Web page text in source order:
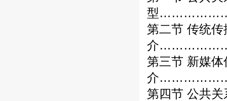
型
第二节 传统传
介
第三节 新媒体
介
第四节 公共